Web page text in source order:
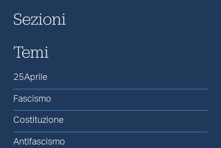
Sezioni
Temi
25Aprile
Fascismo
Costituzione
Antifascismo